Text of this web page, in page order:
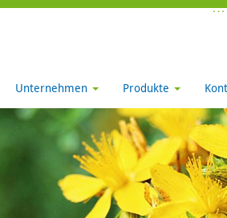
Unternehmen Produkte